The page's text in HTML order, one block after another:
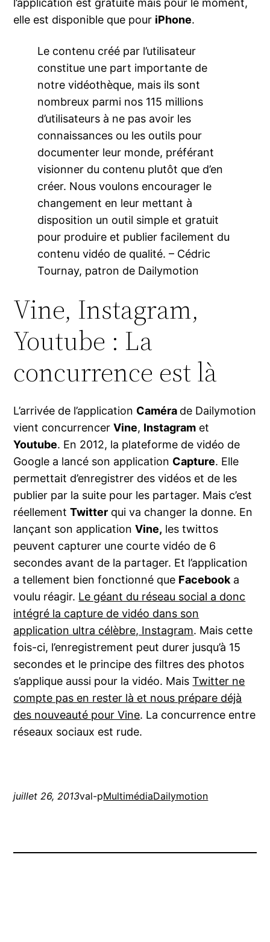
l’application est gratuite mais pour le moment,
elle est disponible que pour iPhone.
Le contenu créé par l’utilisateur
constitue une part importante de
notre vidéothèque, mais ils sont
nombreux parmi nos 115 millions
d’utilisateurs à ne pas avoir les
connaissances ou les outils pour
documenter leur monde, préférant
visionner du contenu plutôt que d’en
créer. Nous voulons encourager le
changement en leur mettant à
disposition un outil simple et gratuit
pour produire et publier facilement du
contenu vidéo de qualité. – Cédric
Tournay, patron de Dailymotion
Vine, Instagram,
Youtube : La
concurrence est là
L’arrivée de l’application Caméra de Dailymotion
vient concurrencerVine, Instagram et
Youtube. En 2012, la plateforme de vidéo de
Google a lancé son application Capture. Elle
permettait d’enregistrer des vidéos et de les
publier par la suite pour les partager. Mais c’est
réellementTwitter qui va changer la donne. En
lançant son applicationVine, les twittos
peuvent capturer une courte vidéo de 6
secondes avant de la partager. Et l’application
a tellement bien fonctionné que Facebooka
voulu réagir. Le géant du réseau social a donc
intégré la capture de vidéo dans son
application ultra célèbre, Instagram. Mais cette
fois-ci, l’enregistrement peut durer jusqu’à 15
secondes et le principe des filtres des photos
s’applique aussi pour la vidéo. MaisTwitter ne
compte pas en rester là et nous prépare déjà
des nouveauté pour Vine. La concurrence entre
réseaux sociaux est rude.
juillet 26, 2013val-pMultimédiaDailymotion